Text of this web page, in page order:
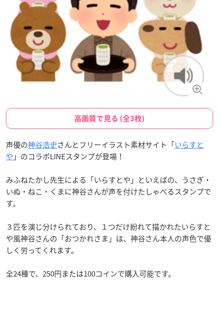
高画質で見る (全3枚)
声優の神谷浩史さんとフリーイラスト素材サイト「いらすと
や 」のコラボLINEスタンプが登場！
みふねたかし先生による「いらすとや」といえばの、うさぎ・
いぬ・ねこ・くまに神谷さんが声を付けたしゃべるスタンプで
す。
３匹を演じ分けられており、１つだけ紛れて描かれたいらすと
や風神谷さんの「おつかれさま」は、神谷さん本人の声色で優
しく労ってくれます。
全24種で、250円または100コインで購入可能です。